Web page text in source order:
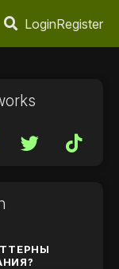
LoginRegister